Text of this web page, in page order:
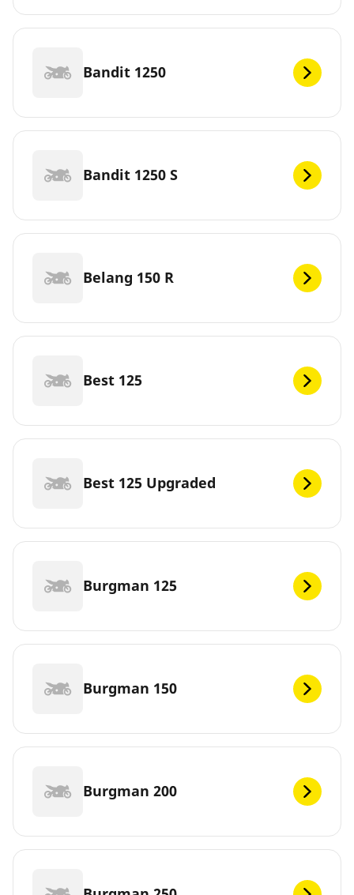
Bandit 1250
Bandit 1250 S
Belang 150 R
Best 125
Best 125 Upgraded
Burgman 125
Burgman 150
Burgman 200